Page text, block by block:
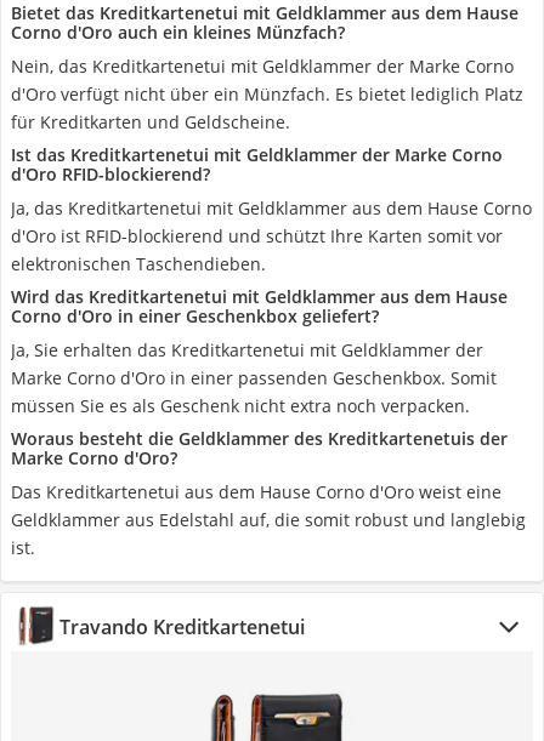
Bietet das Kreditkartenetui mit Geldklammer aus dem Hause
Corno d'Oro auch ein kleines Münzfach?
Nein, das Kreditkartenetui mit Geldklammer der Marke Corno
d'Oro verfügt nicht über ein Münzfach. Es bietet lediglich Platz
für Kreditkarten und Geldscheine.
Ist das Kreditkartenetui mit Geldklammer der Marke Corno
d'Oro RFID-blockierend?
Ja, das Kreditkartenetui mit Geldklammer aus dem Hause Corno
d'Oro ist RFID-blockierend und schützt Ihre Karten somit vor
elektronischen Taschendieben.
Wird das Kreditkartenetui mit Geldklammer aus dem Hause
Corno d'Oro in einer Geschenkbox geliefert?
Ja, Sie erhalten das Kreditkartenetui mit Geldklammer der
Marke Corno d'Oro in einer passenden Geschenkbox. Somit
müssen Sie es als Geschenk nicht extra noch verpacken.
Woraus besteht die Geldklammer des Kreditkartenetuis der
Marke Corno d'Oro?
Das Kreditkartenetui aus dem Hause Corno d'Oro weist eine
Geldklammer aus Edelstahl auf, die somit robust und langlebig
ist.
Travando Kreditkartenetui